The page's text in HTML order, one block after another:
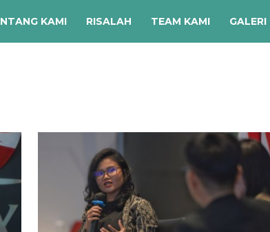
KAMI RISALAH TEAM KAMI GALERI